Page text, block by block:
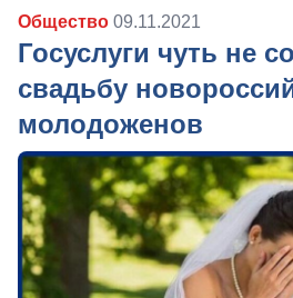
Общество 09.11.2021
Госуслуги чуть не
свадьбу
молодоженов